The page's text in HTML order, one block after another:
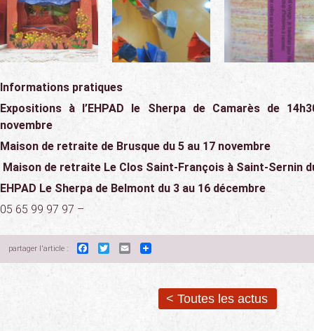
Informations pratiques
Expositions à l’EHPAD le Sherpa de Camarès de
novembre
Maison de retraite de Brusque du 5 au 17 novembre
Maison de retraite Le Clos Saint-François à Saint-Sernin
EHPAD Le Sherpa de Belmont du 3 au 16 décembre
05 65 99 97 97 –
partager l'article : Facebook
TwitterEmail
< Toutes les actus